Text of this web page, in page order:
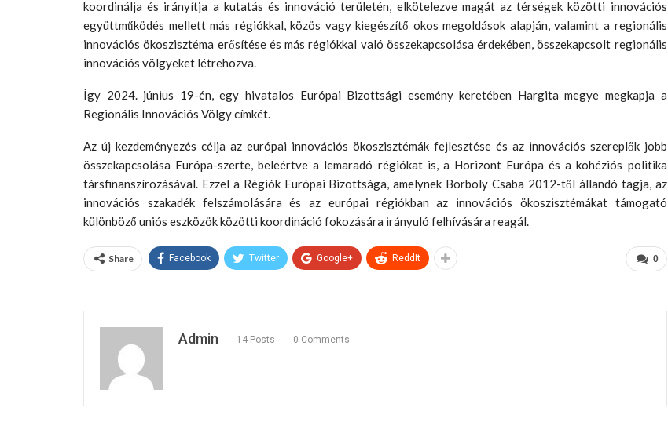
koordinálja és irányítja a kutatás és innováció területén, elkötelezve magát az térségek közötti innovációs
együttműködés mellett más régiókkal, közös vagy kiegészítő okos megoldások alapján, valamint a regionális
innovációs ökoszisztéma erősítése és más régiókkal való összekapcsolása érdekében, összekapcsolt regionális
innovációs völgyeket létrehozva.
Így 2024. június 19-én, egy hivatalos Európai Bizottsági esemény keretében Hargita megye megkapja a
Regionális Innovációs Völgy címkét.
Az új kezdeményezés célja az európai innovációs ökoszisztémák fejlesztése és az innovációs szereplők jobb
összekapcsolása Európa-szerte, beleértve a lemaradó régiókat is, a Horizont Európa és a kohéziós politika
társfinanszírozásával. Ezzel a Régiók Európai Bizottsága, amelynek Borboly Csaba 2012-től állandó tagja, az
innovációs szakadék felszámolására és az európai régiókban az innovációs ökoszisztémákat támogató
különböző uniós eszközök közötti koordináció fokozására irányuló felhívására reagál.
0
Share Facebook Twitter Google+ ReddIt
Admin 14 Posts 0 Comments